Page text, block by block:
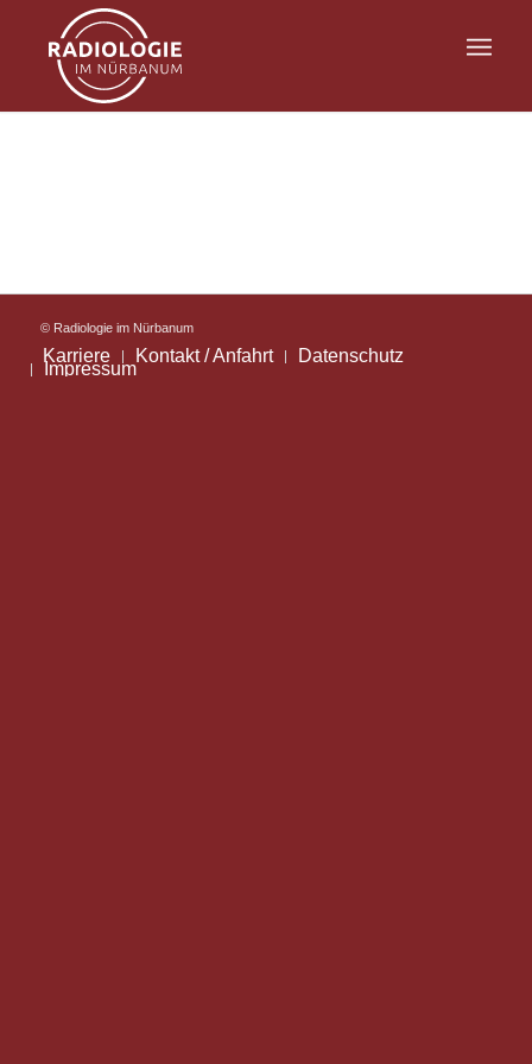
© Radiologie im Nürbanum
Karriere Kontakt / Anfahrt Datenschutz
Impressum